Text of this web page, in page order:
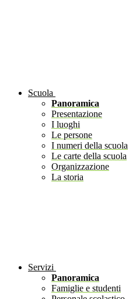
Scuola
Panoramica
Presentazione
I luoghi
Le persone
I numeri della scuola
Le carte della scuola
Organizzazione
La storia
Servizi
Panoramica
Famiglie e studenti